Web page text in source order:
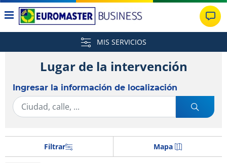
MIS SERVICIOS
Lugar de la intervención
Ingresar la información de localización
Filtrar Mapa